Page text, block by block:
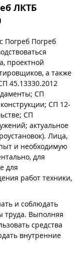
ЛКТБ
Погреб Погреб
проектной
а также
45.13330.2012
СП
СП 12-
СП
актуальное
Лица,
и необходимую
для
для
работ техники,
и соблюдать
труда. Выполняя
средства
внутренние